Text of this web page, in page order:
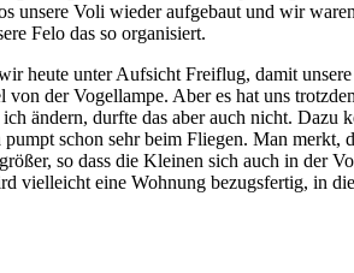
unsere Voli wieder aufgebaut und wir
Felo das so organisiert.
heute unter Aufsicht Freiflug, damit
der Vogellampe. Aber es hat uns
ändern, durfte das aber auch nicht. Dazu
schon sehr beim Fliegen. Man merkt,
so dass die Kleinen sich auch in der
eine Wohnung bezugsfertig, in